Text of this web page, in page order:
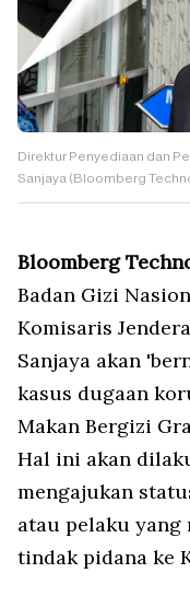
Direktur Penyediaan dan
Sanjaya (Bloomberg
Bloomberg
Badan Gizi
Komisaris
Sanjaya akan
kasus dugaan
Makan Bergizi
Hal ini akan
mengajukan
atau pelaku yang
tindak pidana ke